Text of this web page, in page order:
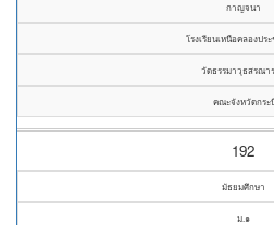
กาญจนา
โรงเรียนเหนือคลองปร
วัดธรรมาวุธสรณา
คณะจังหวัดกระ
192
มัธยมศึกษา
ม.๑